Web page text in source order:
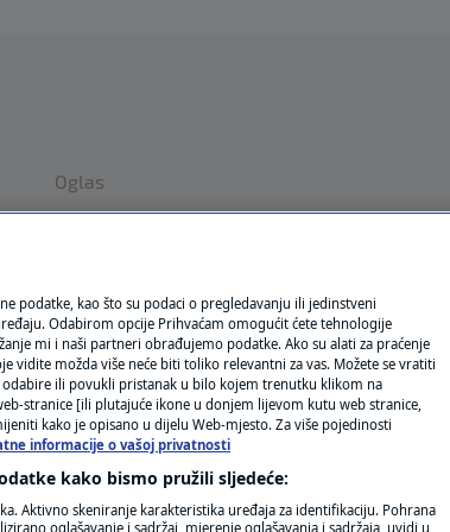
Oglas
podatke, kao što su podaci o pregledavanju ili jedinstveni
Odabirom opcije Prihvaćam omogućit ćete tehnologije
mi i naši partneri obrađujemo podatke. Ako su alati za praćenje
vidite možda više neće biti toliko relevantni za vas. Možete se vratiti
ili povukli pristanak u bilo kojem trenutku klikom na
stranice [ili plutajuće ikone u donjem lijevom kutu web stranice,
kako je opisano u dijelu Web-mjesto. Za više pojedinosti
informacije o vašoj privatnosti
kako bismo pružili sljedeće:
Aktivno skeniranje karakteristika uređaja za identifikaciju. Pohrana
oglašavanje i sadržaj, mjerenje oglašavanja i sadržaja, uvidi u